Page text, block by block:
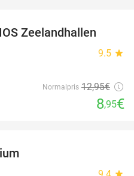
Zeelandhallen
9.5 star
Normalpris 12,95€
8,95€
9.4 star